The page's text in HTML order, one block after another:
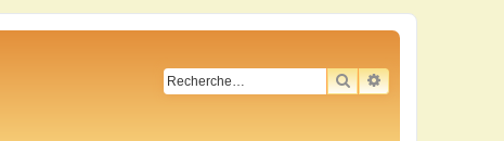
RECHERCHER
RECHERCHE